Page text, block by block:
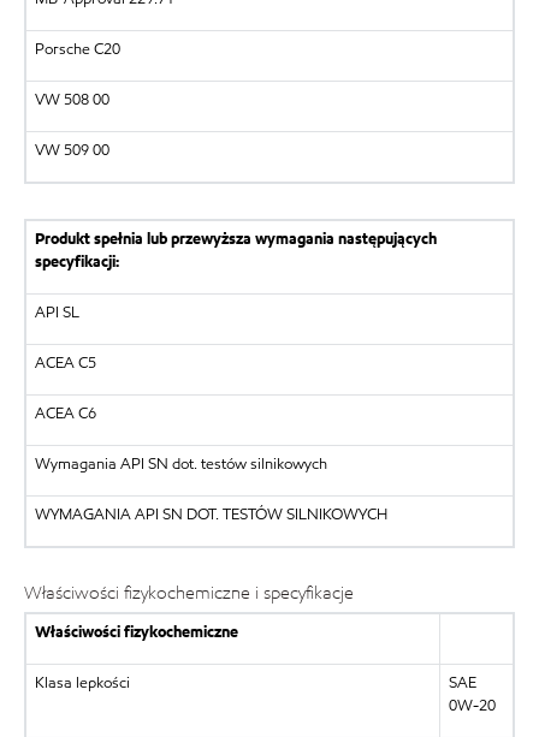
Porsche C20
VW 508 00
VW 509 00
Produkt spełnia lub przewyższa wymagania następujących
specyfikacji:
API SL
ACEA C5
ACEA C6
Wymagania API SN dot. testów silnikowych
WYMAGANIA API SN DOT. TESTÓW SILNIKOWYCH
Właściwości fizykochemiczne i specyfikacje
Właściwości fizykochemiczne
Klasa lepkości
SAE
0W-20